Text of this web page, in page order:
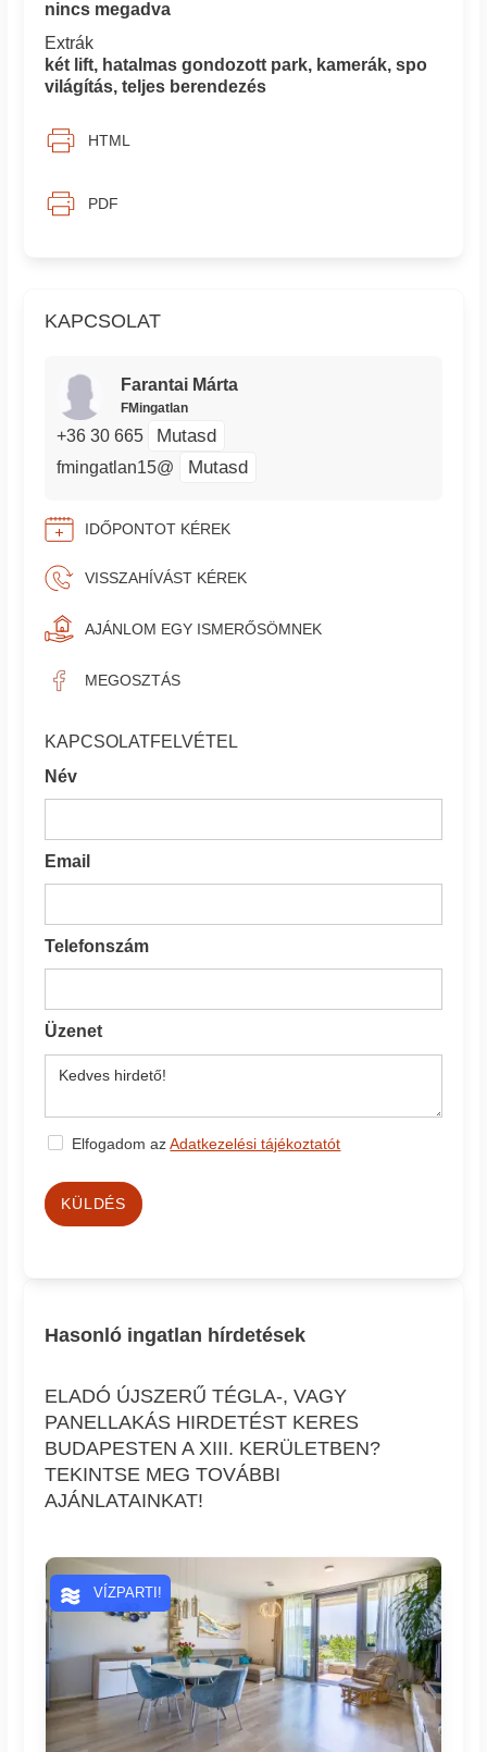
KAPCSOLAT
Farantai Márta
FMingatlan
+36 30 665 Mutasd
fmingatlan15@ Mutasd
IDŐPONTOT KÉREK
VISSZAHÍVÁST KÉREK
AJÁNLOM EGY ISMERŐSÖMNEK
MEGOSZTÁS
KAPCSOLATFELVÉTEL
Név
Email
Telefonszám
Üzenet
Elfogadom azAdatkezelési tájékoztatót
KÜLDÉS
nincs megadva
Extrák
két lift, hatalmas gondozott park, kamerák, spo
világítás, teljes berendezés
HTML
PDF
Hasonló ingatlan hírdetések
ELADÓ ÚJSZERŰ TÉGLA-, VAGY
PANELLAKÁS HIRDETÉST KERES
BUDAPESTEN A XIII. KERÜLETBEN?
TEKINTSE MEG TOVÁBBI
AJÁNLATAINKAT!
VÍZPARTI!